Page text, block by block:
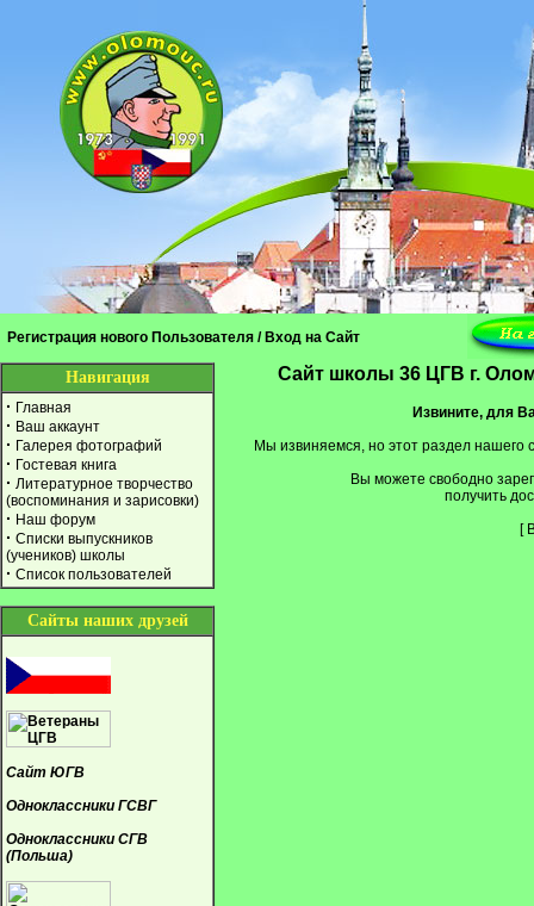
Регистрация нового Пользователя / Вход на Сайт
Навигация
· Главная
· Ваш аккаунт
· Галерея фотографий
· Гостевая книга
· Литературное творчество
(воспоминания и зарисовки)
· Наш форум
· Списки выпускников
(учеников) школы
· Список пользователей
Сайты наших друзей
Сайт ЮГВ
Одноклассники ГСВГ
Одноклассники СГВ
(Польша)
Cайт школы 36 ЦГВ г.
Извините, для
Мы извиняемся, но этот раздел нашего
Вы можете свободно
получить
[